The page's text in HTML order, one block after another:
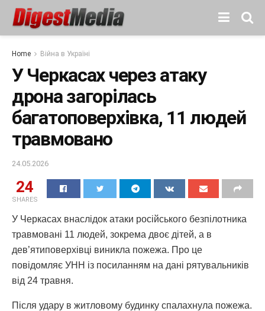
Home Війна в Україні
У Черкасах через атаку
дрона загорілась
багатоповерхівка, 11 людей
травмовано
24.05.2026
24
SHARES
У Черкасах внаслідок атаки російського безпілотника
травмовані 11 людей, зокрема двоє дітей, а в
дев’ятиповерхівці виникла пожежа. Про це
повідомляє УНН із посиланням на дані рятувальників
від 24 травня.
Після удару в житловому будинку спалахнула пожежа.